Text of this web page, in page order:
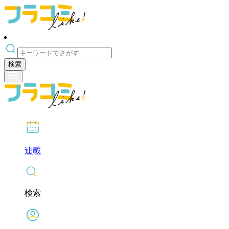
検索
連載
検索